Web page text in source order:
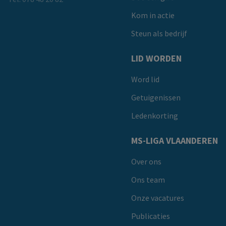
Kom in actie
Steun als bedrijf
LID WORDEN
Word lid
Getuigenissen
Ledenkorting
MS-LIGA VLAANDEREN
Over ons
Ons team
Onze vacatures
Publicaties